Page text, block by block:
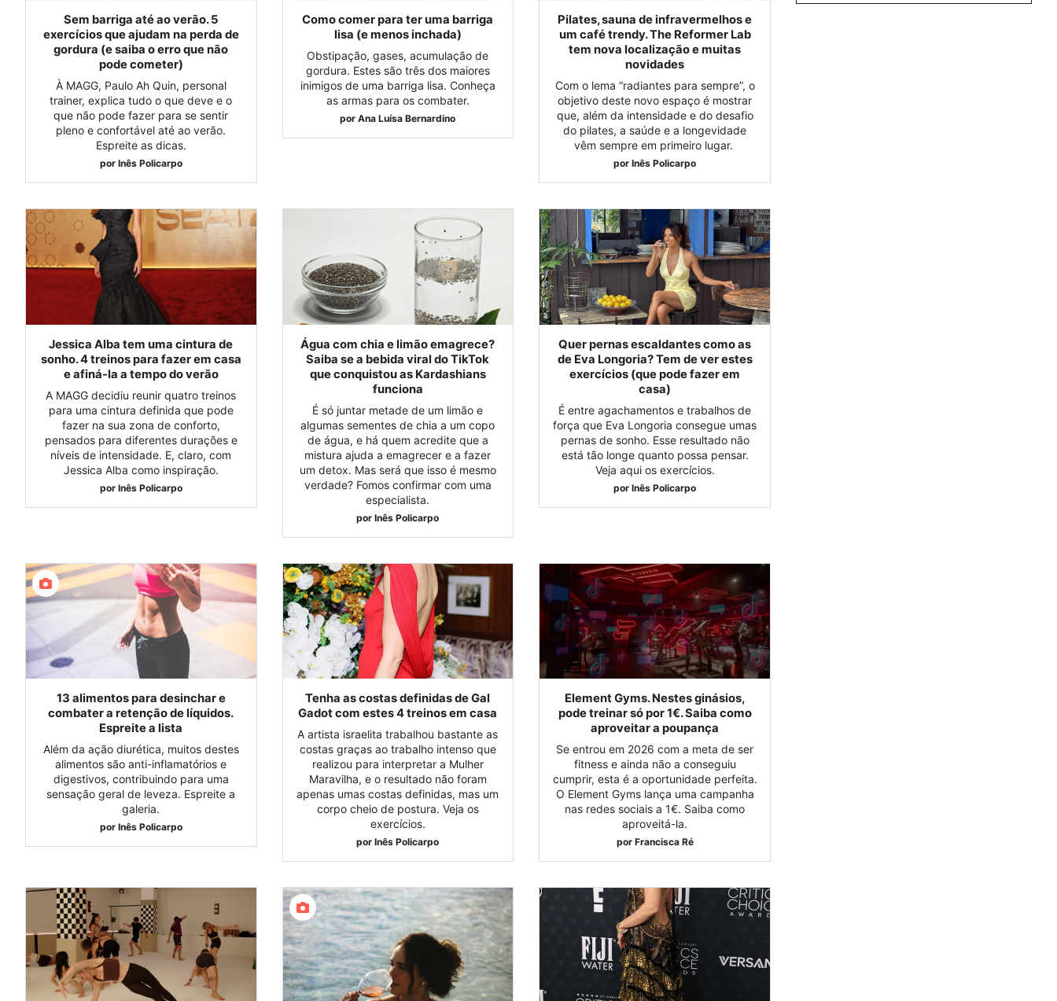
Sem barriga até ao verão. 5
exercícios que ajudam na perda de
gordura (e saiba o erro que não
pode cometer)
À MAGG, Paulo Ah Quin, personal
trainer, explica tudo o que deve e o
que não pode fazer para se sentir
pleno e confortável até ao verão.
Espreite as dicas.
por Inês Policarpo
Como comer para ter uma barriga
lisa (e menos inchada)
Obstipação, gases, acumulação de
gordura. Estes são três dos maiores
inimigos de uma barriga lisa. Conheça
as armas para os combater.
por Ana Luísa Bernardino
Pilates, sauna de infravermelhos e
um café trendy. The Reformer Lab
tem nova localização e muitas
novidades
Com o lema “radiantes para sempre”, o
objetivo deste novo espaço é mostrar
que, além da intensidade e do desafio
do pilates, a saúde e a longevidade
vêm sempre em primeiro lugar.
por Inês Policarpo
Jessica Alba tem uma cintura de
sonho. 4 treinos para fazer em casa
e afiná-la a tempo do verão
A MAGG decidiu reunir quatro treinos
para uma cintura definida que pode
fazer na sua zona de conforto,
pensados para diferentes durações e
níveis de intensidade. E, claro, com
Jessica Alba como inspiração.
por Inês Policarpo
Água com chia e limão emagrece?
Saiba se a bebida viral do TikTok
que conquistou as Kardashians
funciona
É só juntar metade de um limão e
algumas sementes de chia a um copo
de água, e há quem acredite que a
mistura ajuda a emagrecer e a fazer
um detox. Mas será que isso é mesmo
verdade? Fomos confirmar com uma
especialista.
por Inês Policarpo
Quer pernas escaldantes como as
de Eva Longoria? Tem de ver estes
exercícios (que pode fazer em
casa)
É entre agachamentos e trabalhos de
força que Eva Longoria consegue umas
pernas de sonho. Esse resultado não
está tão longe quanto possa pensar.
Veja aqui os exercícios.
por Inês Policarpo
13 alimentos para desinchar e
combater a retenção de líquidos.
Espreite a lista
Além da ação diurética, muitos destes
alimentos são anti-inflamatórios e
digestivos, contribuindo para uma
sensação geral de leveza. Espreite a
galeria.
por Inês Policarpo
Tenha as costas definidas de Gal
Gadot com estes 4 treinos em casa
A artista israelita trabalhou bastante as
costas graças ao trabalho intenso que
realizou para interpretar a Mulher
Maravilha, e o resultado não foram
apenas umas costas definidas, mas um
corpo cheio de postura. Veja os
exercícios.
por Inês Policarpo
Element Gyms. Nestes ginásios,
pode treinar só por 1€. Saiba como
aproveitar a poupança
Se entrou em 2026 com a meta de ser
fitness e ainda não a conseguiu
cumprir, esta é a oportunidade perfeita.
O Element Gyms lança uma campanha
nas redes sociais a 1€. Saiba como
aproveitá-la.
por Francisca Ré